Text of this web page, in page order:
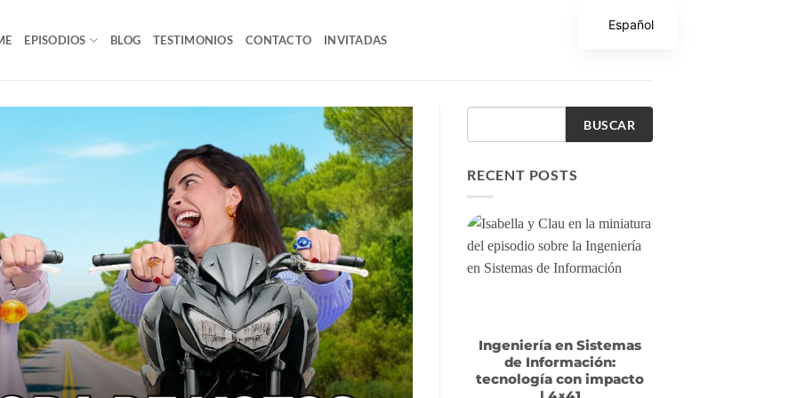
EPISODIOS BLOG TESTIMONIOS CONTACTO INVITADAS
BUSCAR
RECENT POSTS
Ingeniería en Sistemas
de Información:
tecnología con impacto
Español